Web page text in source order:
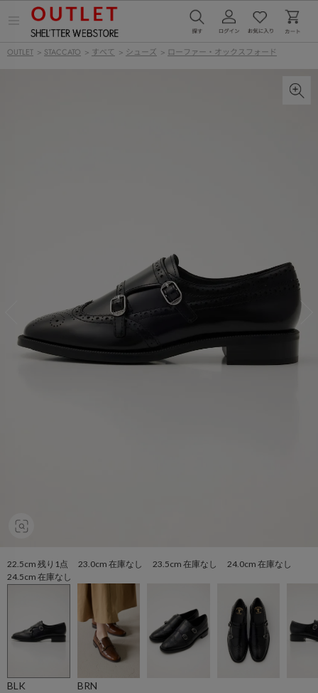
ー
OUTLET > STACCATO > すべて > シューズ > ローファー・オックスフォード
22.5cm 残り1点 23.0cm 在庫なし 23.5cm 在庫なし 24.0cm 在庫なし
24.5cm 在庫なし
BLK BRN